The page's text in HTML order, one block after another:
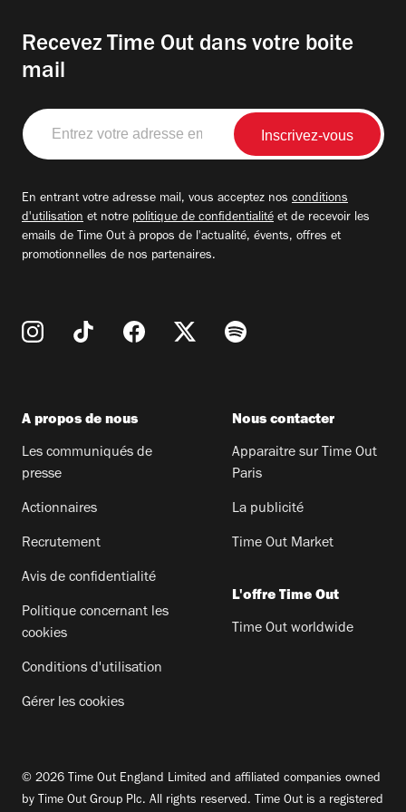
Recevez Time Out dans votre boite
mail
Entrez
votre
adresse
En entrant votre adresse mail, vous acceptez nos conditions
d'utilisation et notre politique de confidentialité et de recevoir les
emails de Time Out à propos de l'actualité, évents, offres et
promotionnelles de nos partenaires.
A propos de nous
Les communiqués de
presse
Actionnaires
Recrutement
Avis de confidentialité
Politique concernant les
cookies
Conditions d'utilisation
Gérer les cookies
Nous contacter
Apparaitre sur Time Out
Paris
La publicité
Time Out Market
L'offre Time Out
Time Out worldwide
© 2026 Time Out England Limited and affiliated companies owned
by Time Out Group Plc. All rights reserved. Time Out is a registered